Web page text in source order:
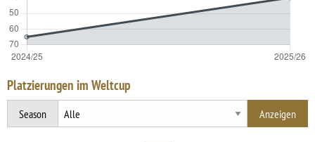
Platzierungen im Weltcup
Season